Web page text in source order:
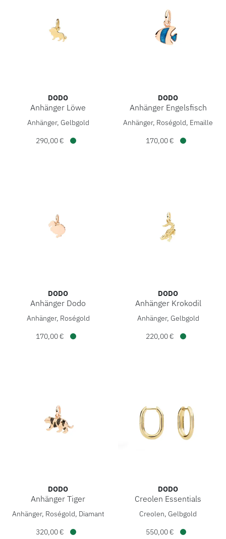
DODO
Anhänger Löwe
DoDo Anhänger Löwe, Ref: DMC2001-LIONS-000OG,
Anhänger, Gelbgold
290,00 €
DODO
Anhänger Engelsfisch
DoDo Anhänger
Anhänger, Roségold, Emaille
170,00 €
DODO
Anhänger Dodo
DoDo Anhänger Dodo, Ref: DMB9018-DODOM-0009G,
Anhänger, Roségold
170,00 €
DODO
Anhänger Krokodil
DoDo Anhänger Krokodil,
Anhänger, Gelbgold
220,00 €
DODO
Anhänger Tiger
DoDo Anhänger Tiger, Ref: DMC6028-TIGER-DBK9R,
Anhänger, Roségold, Diamant
320,00 €
DODO
Creolen Essentials
DoDo Creolen Essentials,
Creolen, Gelbgold
550,00 €